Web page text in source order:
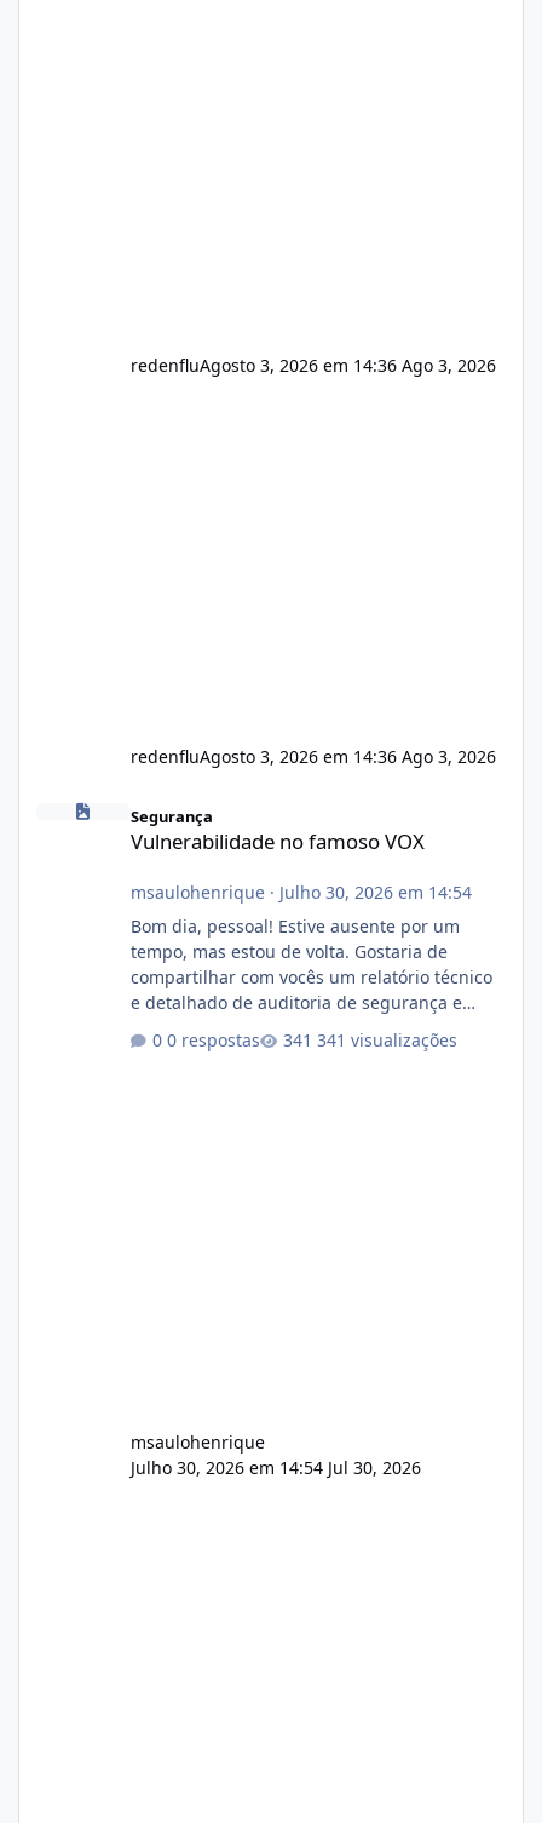
redenfluAgosto 3, 2026 em 14:36 Ago 3, 2026
redenfluAgosto 3, 2026 em 14:36 Ago 3, 2026
Segurança
Vulnerabilidade no famoso VOX
msaulohenrique· Julho 30, 2026 em 14:54
Bom dia, pessoal! Estive ausente por um
tempo, mas estou de volta. Gostaria de
compartilhar com vocês um relatório técnico
e detalhado de auditoria de segurança e
atualmente em circulação e comercialização
0 respostas 341 visualizações
msaulohenrique
Julho 30, 2026 em 14:54 Jul 30, 2026